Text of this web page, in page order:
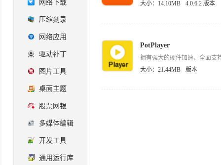
网络下载
压缩刻录
网络应用
驱动补丁
图片工具
桌面主题
股票网银
多媒体编辑
开发工具
通用运行库
大小：14.10MB
4.0.6.2 版本
PotPlayer
大小：21.44MB 版本